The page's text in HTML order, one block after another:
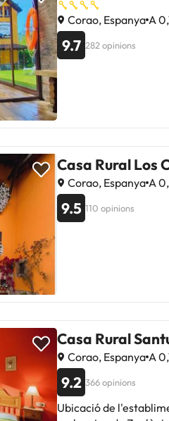
Corao, Espanya A
9.7 282 opinions
Casa Rural Los
Corao, Espanya A
9.5 110 opinions
Casa Rural
Corao, Espanya A
9.2 366 opinions
Ubicació de l'establiment Casa Rural Santu Colás de Cangas d'Onís és